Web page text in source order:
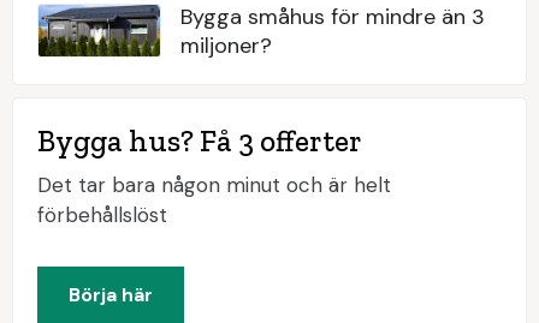
Bygga småhus för mindre än 3
miljoner?
Bygga hus? Få 3 offerter
Det tar bara någon minut och är helt
förbehållslöst
Börja här